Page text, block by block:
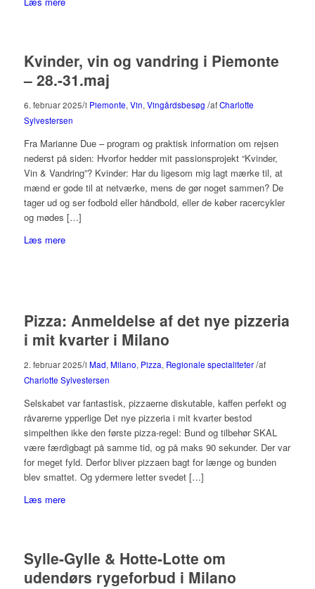
Kvinder, vin og vandring i Piemonte
– 28.-31.maj
6. februar 2025/i Piemonte, Vin, Vingårdsbesøg /afCharlotte
Sylvestersen
Fra Marianne Due – program og praktisk information om rejsen
nederst på siden: Hvorfor hedder mit passionsprojekt “Kvinder,
Vin & Vandring”? Kvinder: Har du ligesom mig lagt mærke til, at
mænd er gode til at netværke, mens de gør noget sammen? De
tager ud og ser fodbold eller håndbold, eller de køber racercykler
og mødes […]
Læs mere
Pizza: Anmeldelse af det nye pizzeria
i mit kvarter i Milano
2. februar 2025/i Mad, Milano, Pizza, Regionale specialiteter /af
Charlotte Sylvestersen
Selskabet var fantastisk, pizzaerne diskutable, kaffen perfekt og
råvarerne ypperlige Det nye pizzeria i mit kvarter bestod
simpelthen ikke den første pizza-regel: Bund og tilbehør SKAL
være færdigbagt på samme tid, og på maks 90 sekunder. Der var
for meget fyld. Derfor bliver pizzaen bagt for længe og bunden
blev smattet. Og ydermere letter svedet […]
Læs mere
Sylle-Gylle & Hotte-Lotte om
udendørs rygeforbud i Milano